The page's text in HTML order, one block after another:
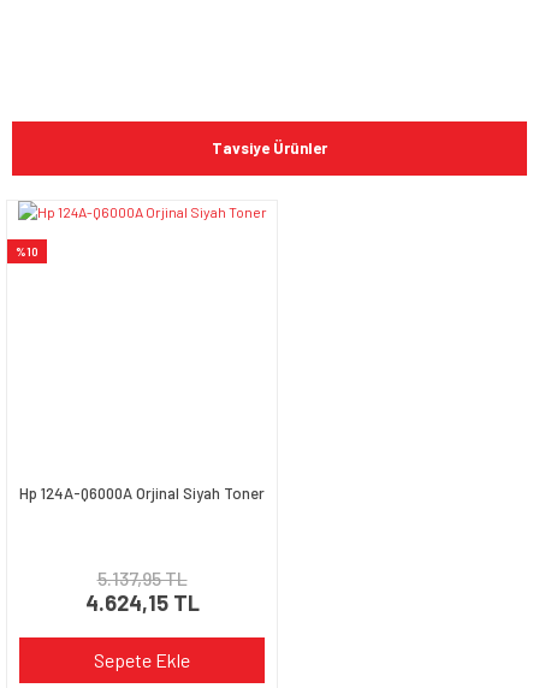
Bu ürüne ilk yorumu siz yapın!
Yorum Yaz
konularda yetersiz gördüğünüz noktaları öneri formunu
kullanarak tarafımıza iletebilirsiniz.
Tavsiye Ürünler
%10
Hp 124A-Q6000A Orjinal Siyah Toner
5.137,95 TL
4.624,15 TL
Sepete Ekle